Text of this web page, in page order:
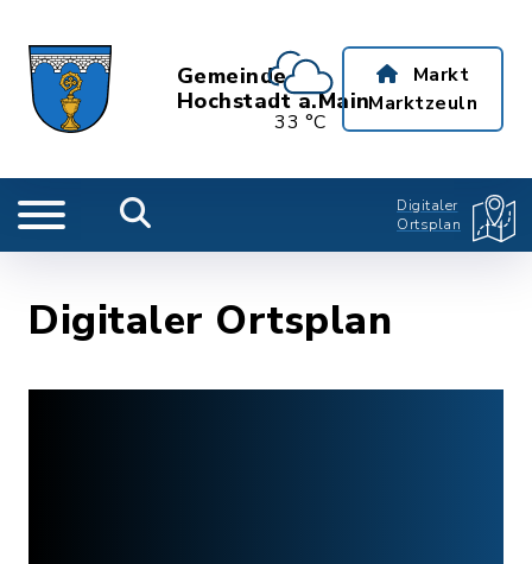
Gemeinde
Hochstadt a.Main
33 °C
Markt
Marktzeuln
Digitaler
Ortsplan
Digitaler Ortsplan